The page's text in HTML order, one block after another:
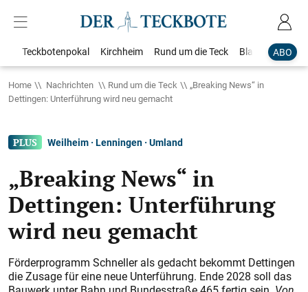
ABO
Teckbotenpokal Kirchheim Rund um die Teck Blaulicht
Home Nachrichten Rund um die Teck
„Breaking News“ in
Dettingen: Unterführung wird neu gemacht
Weilheim · Lenningen · Umland
„Breaking News“ in
Dettingen: Unterführung
wird neu gemacht
Förderprogramm Schneller als gedacht bekommt Dettingen
die Zusage für eine neue Unterführung. Ende 2028 soll das